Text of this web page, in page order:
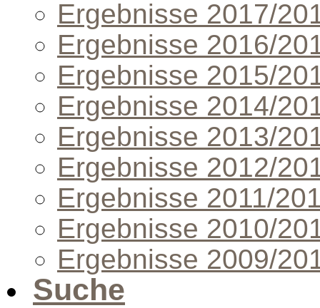
Ergebnisse 2017/
Ergebnisse 2016/
Ergebnisse 2015/
Ergebnisse 2014/
Ergebnisse 2013/
Ergebnisse 2012/
Ergebnisse 2011/
Ergebnisse 2010/
Ergebnisse 2009/
Suche